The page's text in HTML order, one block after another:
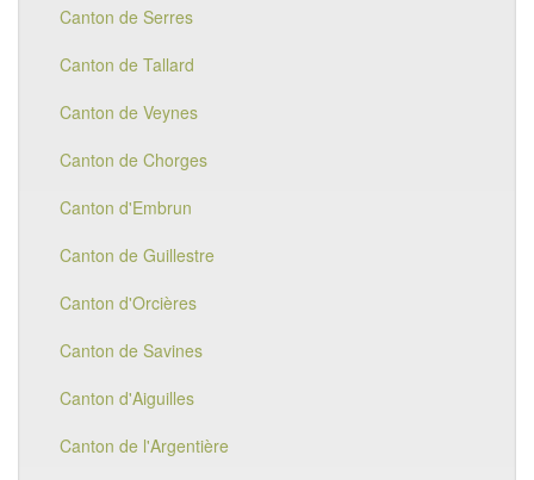
Canton de Serres
Canton de Tallard
Canton de Veynes
Canton de Chorges
Canton d'Embrun
Canton de Guillestre
Canton d'Orcières
Canton de Savines
Canton d'Aiguilles
Canton de l'Argentière